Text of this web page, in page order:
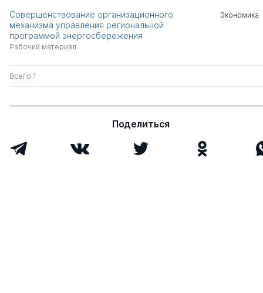
Совершенствование организационного
механизма управления региональной
программой энергосбережения
Рабочий материал
Экономика
Всего 1
Поделиться